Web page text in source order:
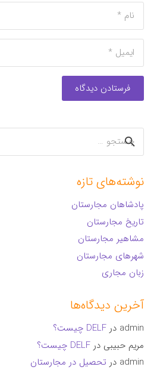
فرستادن دیدگاه
جستجو
برای:
نوشته‌های تازه
پادشاهان مجارستان
تاریخ مجارستان
مشاهیر مجارستان
شهرهای مجارستان
زبان مجاری
آخرین دیدگاه‌ها
admin درDELF چیست؟
مریم حبیبی درDELF چیست؟
admin در تحصیل در مجارستان